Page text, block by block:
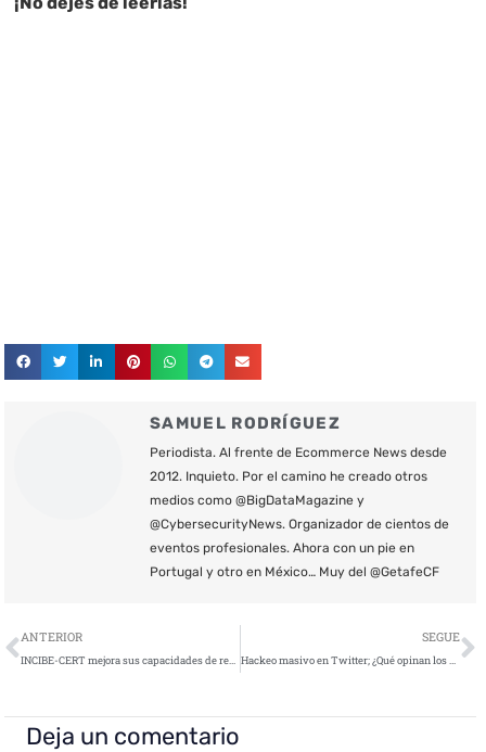
SAMUEL RODRÍGUEZ
Periodista. Al frente de Ecommerce News desde
2012. Inquieto. Por el camino he creado otros
medios como @BigDataMagazine y
@CybersecurityNews. Organizador de cientos de
eventos profesionales. Ahora con un pie en
Portugal y otro en México… Muy del @GetafeCF
Ant
ANTERIOR
INCIBE-CERT mejora sus capacidades de respuesta a incidentes mediante la acción de un proyecto europeo
SEGUE
Hackeo masivo en Twitter; ¿Qué opinan los expertos?
Deja un comentario